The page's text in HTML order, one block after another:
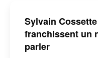
Sylvain
franchissent un
parler